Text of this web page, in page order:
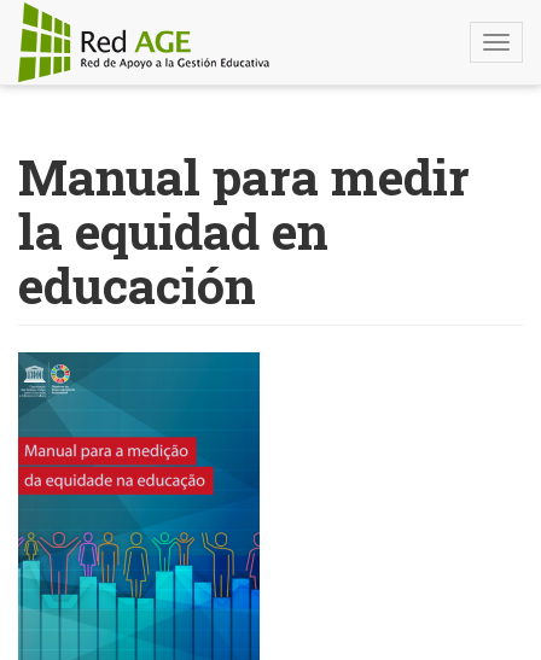
contenido
principal
Manual para medir
la equidad en
educación